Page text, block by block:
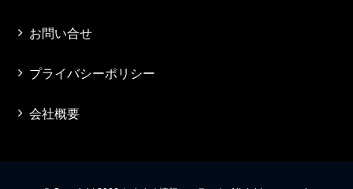
お問い合せ
プライバシーポリシー
会社概要